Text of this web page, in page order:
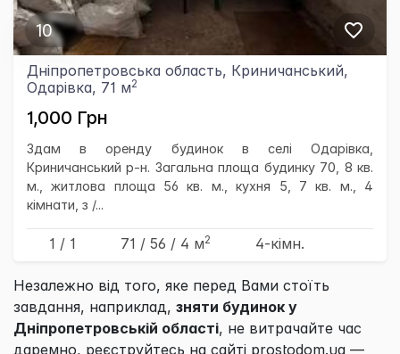
10
Дніпропетровська область, Криничанський,
Одарівка, 71 м2
1,000 Грн
Здам в оренду будинок в селі Одарівка,
Криничанський р-н. Загальна площа будинку 70, 8 кв.
м., житлова площа 56 кв. м., кухня 5, 7 кв. м., 4
кімнати, з /...
1 / 1 71 / 56 / 4 м2 4-кімн.
Незалежно від того, яке перед Вами стоїть
завдання, наприклад, зняти будинок у
Дніпропетровській області, не витрачайте час
даремно, реєструйтесь на сайті prostodom.ua —